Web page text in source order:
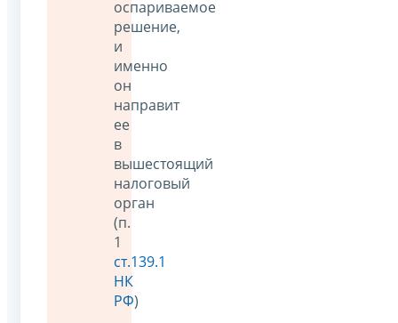
оспариваемое
решение,
и
именно
он
направит
ее
в
вышестоящий
налоговый
орган
(п.
1
ст.139.1
НК
РФ)